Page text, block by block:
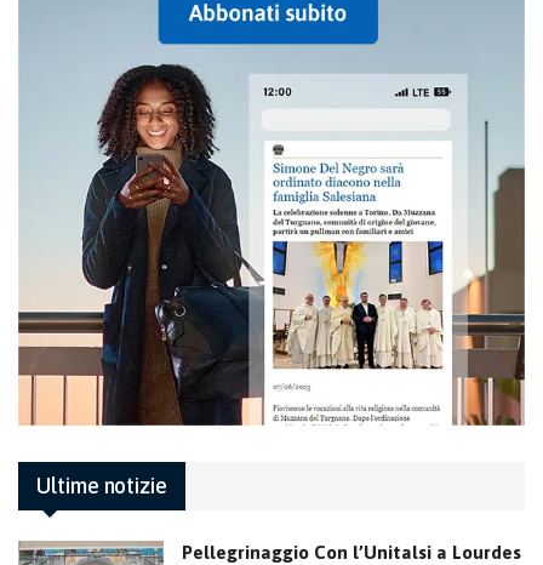
Ultime notizie
Pellegrinaggio Con l’Unitalsi a Lourdes